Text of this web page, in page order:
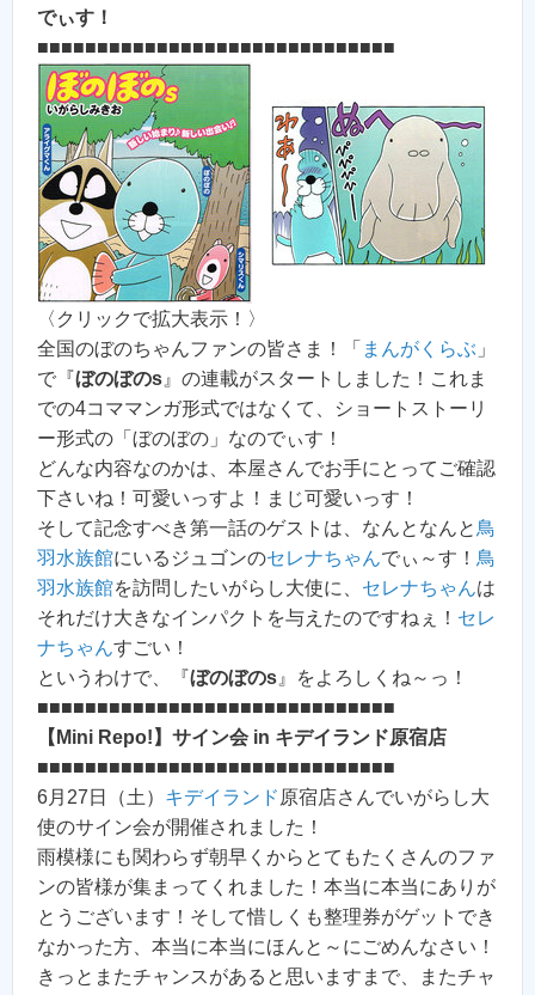
でぃす！
■■■■■■■■■■■■■■■■■■■■■■■■■■■■■■
〈クリックで拡大表示！〉
全国のぼのちゃんファンの皆さま！「 まんがくらぶ 」
で『 ぼのぼのs』の連載がスタートしました！これま
での4コママンガ形式ではなくて、ショートストーリ
ー形式の「ぼのぼの」なのでぃす！
どんな内容なのかは、本屋さんでお手にとってご確認
下さいね！可愛いっすよ！まじ可愛いっす！
そして記念すべき第一話のゲストは、なんとなんと鳥
羽水族館にいるジュゴンのセレナちゃんでぃ～す！ 鳥
羽水族館を訪問したいがらし大使に、 セレナちゃんは
それだけ大きなインパクトを与えたのですねぇ！ セレ
ナちゃんすごい！
というわけで、『 ぼのぼのs』をよろしくね～っ！
■■■■■■■■■■■■■■■■■■■■■■■■■■■■■■
【Mini Repo!】サイン会 in キデイランド原宿店
■■■■■■■■■■■■■■■■■■■■■■■■■■■■■■
6月27日（土） キデイランド原宿店さんでいがらし大
使のサイン会が開催されました！
雨模様にも関わらず朝早くからとてもたくさんのファ
ンの皆様が集まってくれました！本当に本当にありが
とうございます！そして惜しくも整理券がゲットでき
なかった方、本当に本当にほんと～にごめんなさい！
きっとまたチャンスがあると思いますまで、またチャ